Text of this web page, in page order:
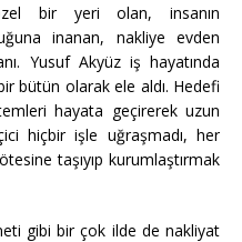
bir yeri olan, insanın
inanan, nakliye evden
Yusuf Akyüz iş hayatında
bütün olarak ele aldı. Hedefi
hayata geçirerek uzun
hiçbir işle uğraşmadı, her
taşıyıp kurumlaştırmak
gibi bir çok ilde de nakliyat